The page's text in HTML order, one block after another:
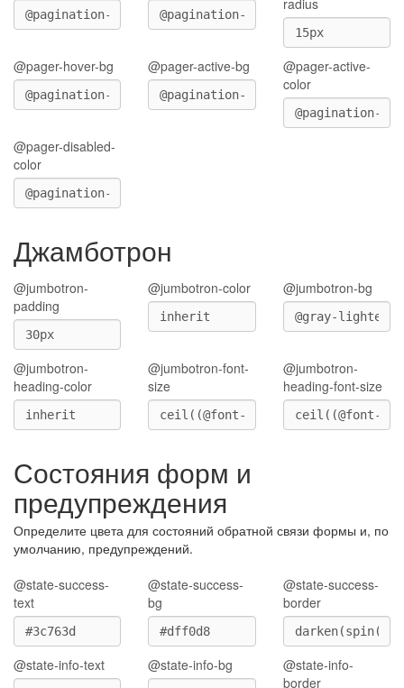
radius
@pager-hover-bg @pager-active-bg
@pager-active-
color
@pager-disabled-
color
Джамботрон
@jumbotron-
padding
@jumbotron-color @jumbotron-bg
@jumbotron-
heading-color
@jumbotron-font-
size
@jumbotron-
heading-font-size
Состояния форм и
предупреждения
Определите цвета для состояний обратной связи формы и, по
умолчанию, предупреждений.
@state-success-
text
@state-success-
bg
@state-success-
border
@state-info-text @state-info-bg
@state-info-
border